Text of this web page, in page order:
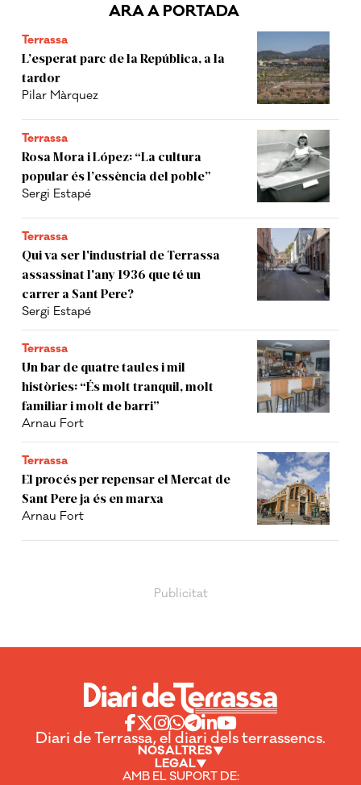
ARA A PORTADA
Terrassa
L’esperat parc de la República, a la
tardor
Pilar Màrquez
Terrassa
Rosa Mora i López: “La cultura
popular és l’essència del poble”
Sergi Estapé
Terrassa
Qui va ser l'industrial de Terrassa
assassinat l'any 1936 que té un
carrer a Sant Pere?
Sergi Estapé
Terrassa
Un bar de quatre taules i mil
històries: “És molt tranquil, molt
familiar i molt de barri”
Arnau Fort
Terrassa
El procés per repensar el Mercat de
Sant Pere ja és en marxa
Arnau Fort
Diari de Terrassa, el diari dels terrassencs.
NOSALTRES
LEGAL
AMB EL SUPORT DE: